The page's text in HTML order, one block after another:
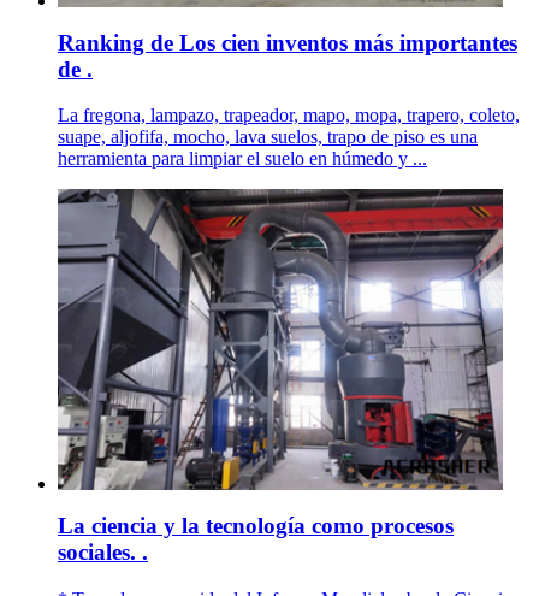
Ranking de Los cien inventos más importantes
de .
La fregona, lampazo, trapeador, mapo, mopa, trapero, coleto,
suape, aljofifa, mocho, lava suelos, trapo de piso es una
herramienta para limpiar el suelo en húmedo y ...
La ciencia y la tecnología como procesos
sociales. .